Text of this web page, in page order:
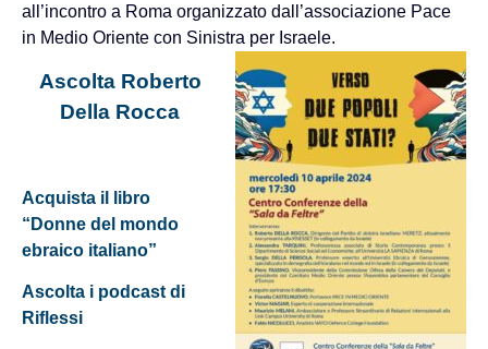
all’incontro a Roma organizzato dall’associazione Pace
in Medio Oriente con Sinistra per Israele.
Ascolta Roberto
Della Rocca
Acquista il libro
“Donne del mondo
ebraico italiano”
Ascolta i podcast di
Riflessi